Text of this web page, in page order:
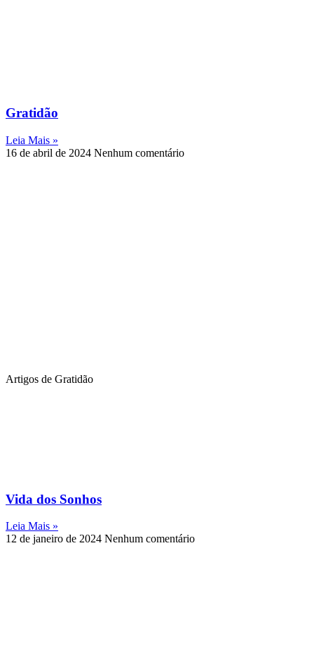
Gratidão
Leia Mais »
16 de abril de 2024 Nenhum comentário
Artigos de Gratidão
Vida dos Sonhos
Leia Mais »
12 de janeiro de 2024 Nenhum comentário